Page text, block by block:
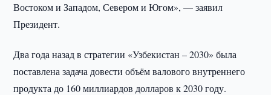
Востоком и Западом, Севером и Югом», — заявил
Президент.
Два года назад в стратегии «Узбекистан – 2030» была
поставлена задача довести объём валового внутреннего
продукта до 160 миллиардов долларов к 2030 году.